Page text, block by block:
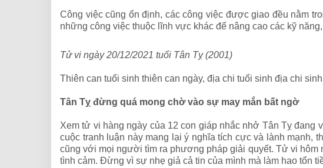
Công việc cũng ổn định, các công việc được giao đều nằm
những công việc thuộc lĩnh vực khác để nâng cao các kỹ
Tử vi ngày 20/12/2021 tuổi Tân Tỵ (2001)
Thiên can tuổi sinh thiên can ngày, địa chi tuổi sinh địa chi
Tân Tỵ đừng quá mong chờ vào sự may mắn bất ngờ
Xem tử vi hàng ngày của 12 con giáp nhắc nhở Tân Tỵ
cuộc tranh luận này mang lại ý nghĩa tích cực và lành mạnh,
cũng với mọi người tìm ra phương pháp giải quyết. Tử vi hôm
tình cảm. Đừng vì sự nhẹ giả cả tin của mình mà làm hao tổn